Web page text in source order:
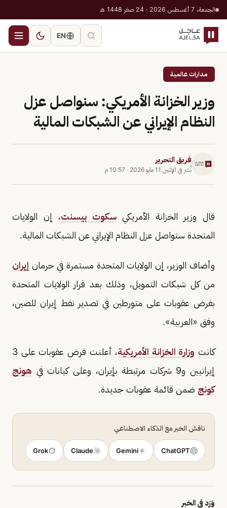
الجمعة، 7 أغسطس 2026 · 24 صفر 1448 هـ
EN
مدارات عالمية
وزير الخزانة الأمريكي: سنواصل عزل
النظام الإيراني عن الشبكات المالية
فريق التحرير
نُشر في الإثنين 11 مايو 2026 · 10:57 م
قال وزير الخزانة الأمريكيسكوت بيسنت، إن الولايات
المتحدة ستواصل عزل النظام الإيراني عن الشبكات المالية.
وأضاف الوزير، إن الولايات المتحدة مستمرة في حرمان إيران
من كل شبكات التمويل، وذلك بعد قرار الولايات المتحدة
بفرض عقوبات على متورطين في تصدير نفط إيران للصين،
وفق «العربية».
كانت وزارة الخزانة الأمريكية
، أعلنت فرض عقوبات على 3
إيرانيين و9 شركات مرتبطة بإيران، وعلى كيانات في
هونج
كونج ضمن قائمة عقوبات جديدة.
ناقش الخبر مع الذكاء الاصطناعي
ChatGPT
Gemini
Claude
Grok
وَرَد في الخبر